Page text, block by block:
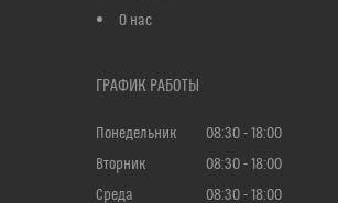
О нас
ГРАФИК РАБОТЫ
Понедельник 08:30
18:00
Вторник
08:30
18:00
Среда
08:30 18:00